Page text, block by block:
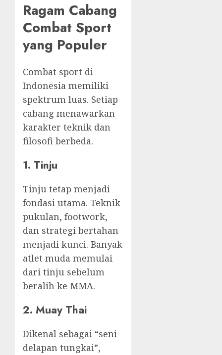
Ragam Cabang
Combat Sport
yang Populer
Combat sport di
Indonesia memiliki
spektrum luas. Setiap
cabang menawarkan
karakter teknik dan
filosofi berbeda.
1. Tinju
Tinju tetap menjadi
fondasi utama. Teknik
pukulan, footwork,
dan strategi bertahan
menjadi kunci. Banyak
atlet muda memulai
dari tinju sebelum
beralih ke MMA.
2. Muay Thai
Dikenal sebagai “seni
delapan tungkai”,